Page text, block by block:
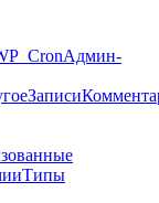
Админ-
Записи
Типы